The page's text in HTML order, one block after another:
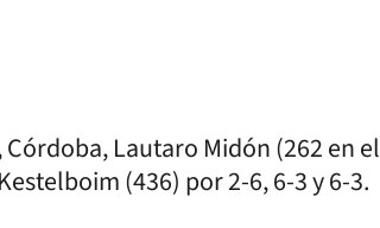
Lautaro Midón (262 en el
(436) por 2-6, 6-3 y 6-3.